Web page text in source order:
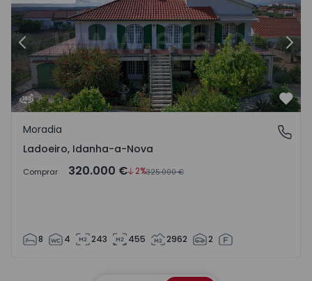
Anterior
Ladoeiro, Idanha-a-Nova
Moradia
Ladoeiro, Idanha-a-Nova
Comprar 320.000 € 2%325.000 €
8 4 243 455 2962 2